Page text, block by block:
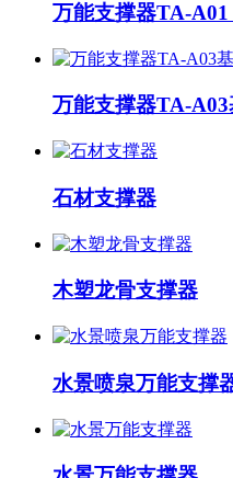
万能支撑器TA-A01
万能支撑器TA-A03
石材支撑器
木塑龙骨支撑器
水景喷泉万能支撑